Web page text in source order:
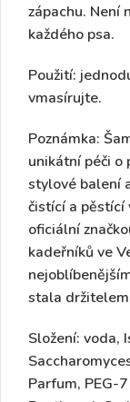
zápachu. Není
každého psa.
Použití:
vmasírujte.
Poznámka:
unikátní péči o
stylové balení
čistící a
oficiální
kadeřníků ve
stala
Složení: voda,
Parfum, PEG-